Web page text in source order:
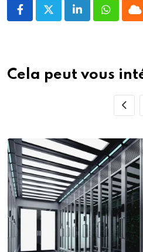
LinkedIn
Cela peut vous